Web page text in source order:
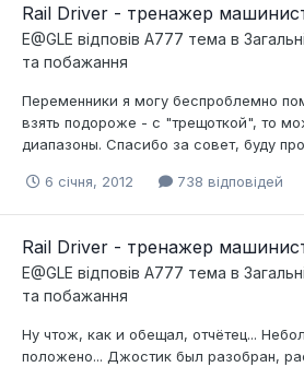
Rail Driver - тренажер
E@GLE відповів A777 тема в
та побажання
Переменники я могу беспроблемно
взять подороже - с "трещоткой", то
диапазоны. Спасибо за совет, буду
6 січня, 2012 738 відповідей
Rail Driver - тренажер
E@GLE відповів A777 тема в
та побажання
Ну чтож, как и обещал, отчётец...
положено... Джостик был разобран,